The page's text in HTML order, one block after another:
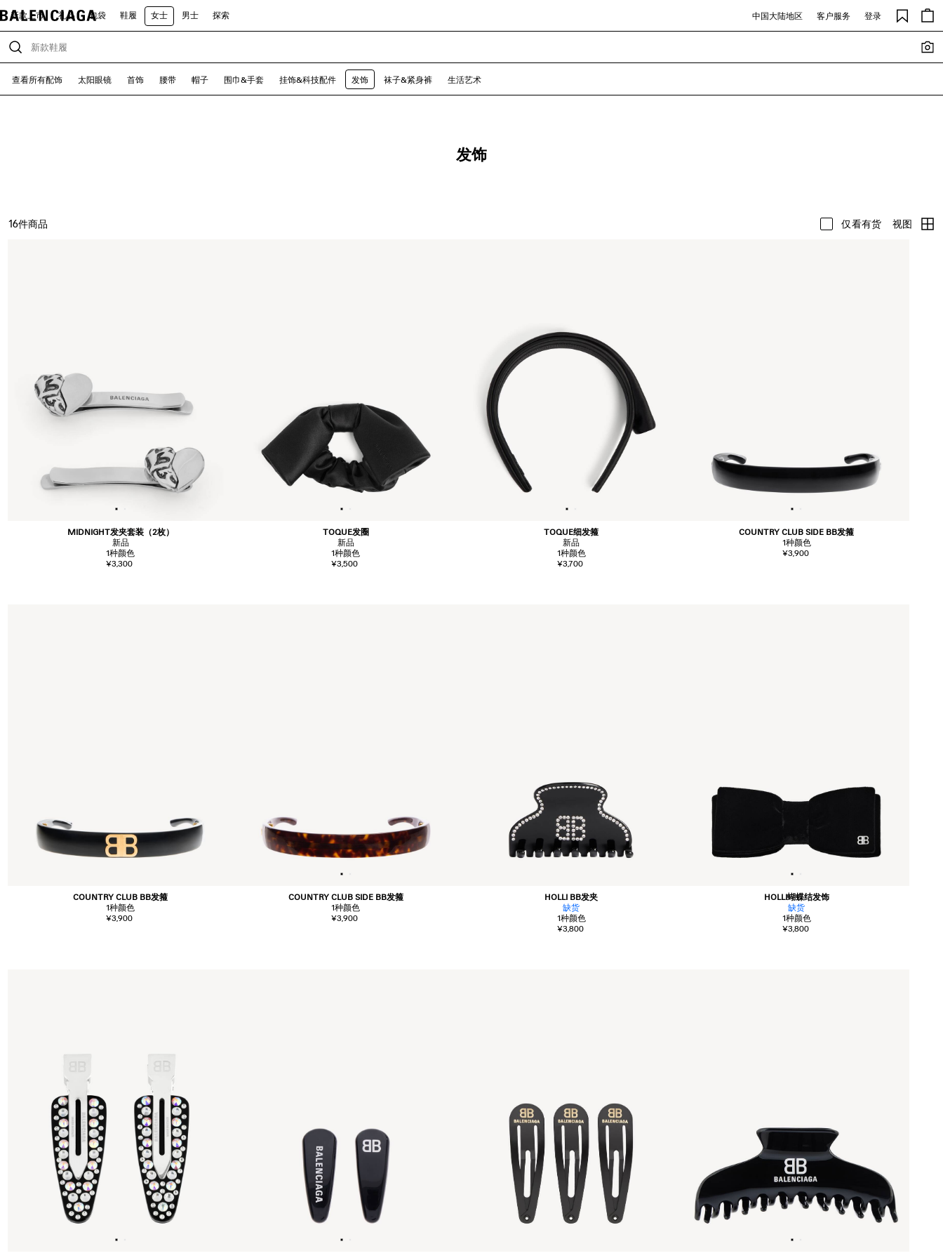
新款上市 礼品 包袋 鞋履 女士 男士 探索 中国大陆地区 客户服务 登录
查看所有配饰 太阳眼镜 首饰 腰带 帽子 围巾&手套 挂饰&科技配件 发饰 袜子&紧身裤 生活艺术
发饰
16件商品 仅看有货 视图
MIDNIGHT发夹套装（2枚）
新品
1种颜色
¥3,300
TOQUE发圈
新品
1种颜色
¥3,500
TOQUE细发箍
新品
1种颜色
¥3,700
COUNTRY CLUB SIDE BB发箍
1种颜色
¥3,900
COUNTRY CLUB BB发箍
1种颜色
¥3,900
COUNTRY CLUB SIDE BB发箍
1种颜色
¥3,900
HOLLI BB发夹
缺货
1种颜色
¥3,800
HOLLI蝴蝶结发饰
缺货
1种颜色
¥3,800